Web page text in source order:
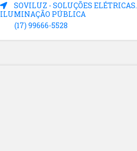
SOVILUZ - SOLUÇÕES ELÉTRICAS.
ILUMINAÇÃO PÚBLICA
(17) 99666-5528